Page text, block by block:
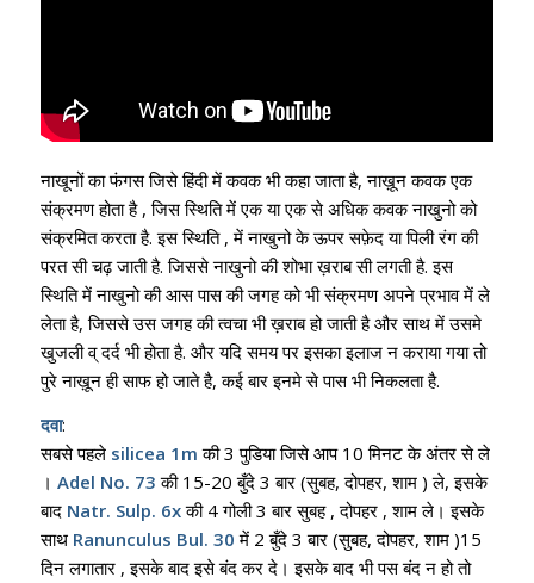
नाखूनों का फंगस जिसे हिंदी में कवक भी कहा जाता है, नाख़ून कवक एक
संक्रमण होता है , जिस स्थिति में एक या एक से अधिक कवक नाखुनो को
संक्रमित करता है. इस स्थिति , में नाखुनो के ऊपर सफ़ेद या पिली रंग की
परत सी चढ़ जाती है. जिससे नाखुनो की शोभा ख़राब सी लगती है. इस
स्थिति में नाखुनो की आस पास की जगह को भी संक्रमण अपने प्रभाव में ले
लेता है, जिससे उस जगह की त्वचा भी ख़राब हो जाती है और साथ में उसमे
खुजली व् दर्द भी होता है. और यदि समय पर इसका इलाज न कराया गया तो
पुरे नाख़ून ही साफ हो जाते है, कई बार इनमे से पास भी निकलता है.
दवा:
सबसे पहले silicea 1m की 3 पुडिया जिसे आप 10 मिनट के अंतर से ले
। Adel No. 73 की 15-20 बुँदे 3 बार (सुबह, दोपहर, शाम ) ले, इसके
बादNatr. Sulp. 6xकी 4 गोली 3 बार सुबह , दोपहर , शाम ले। इसके
साथ Ranunculus Bul. 30 में 2 बुँदे 3 बार (सुबह, दोपहर, शाम )15
दिन लगातार , इसके बाद इसे बंद कर दे। इसके बाद भी पस बंद न हो तो